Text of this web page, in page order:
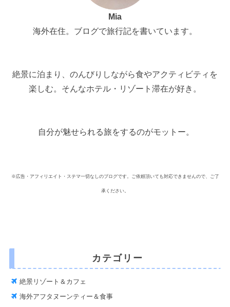
Mia
海外在住。ブログで旅行記を書いています。
絶景に泊まり、のんびりしながら食やアクティビティを
楽しむ。そんなホテル・リゾート滞在が好き。
自分が魅せられる旅をするのがモットー。
※広告・アフィリエイト・ステマ一切なしのブログです。ご依頼頂いても対応できませんので、ご了
承ください。
カテゴリー
絶景リゾート＆カフェ
海外アフタヌーンティー＆食事